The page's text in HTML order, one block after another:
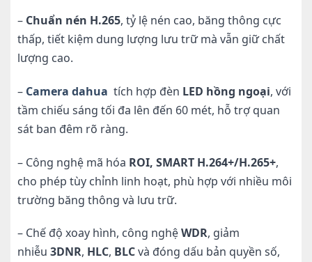
– Chuẩn nén H.265, tỷ lệ nén cao, băng thông cực
thấp, tiết kiệm dung lượng lưu trữ mà vẫn giữ chất
lượng cao.
– Camera dahua tích hợp đèn LED hồng ngoại, với
tầm chiếu sáng tối đa lên đến 60 mét, hỗ trợ quan
sát ban đêm rõ ràng.
– Công nghệ mã hóa ROI, SMART H.264+/H.265+,
cho phép tùy chỉnh linh hoạt, phù hợp với nhiều môi
trường băng thông và lưu trữ.
– Chế độ xoay hình, công nghệWDR, giảm
nhiễu 3DNR, HLC, BLCvà đóng dấu bản quyền số,